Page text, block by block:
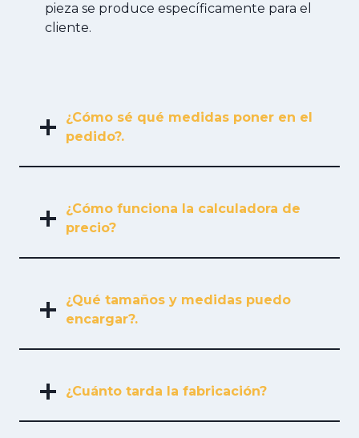
pieza se produce específicamente para el
cliente.
¿Cómo sé qué medidas poner en el
pedido?.
¿Cómo funciona la calculadora de
precio?
¿Qué tamaños y medidas puedo
encargar?.
¿Cuánto tarda la fabricación?